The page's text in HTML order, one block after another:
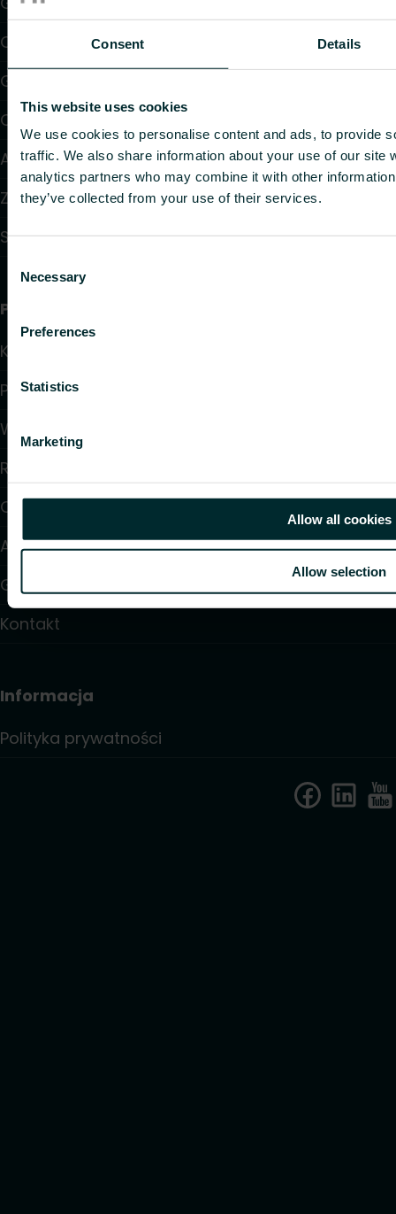
Consent Details
This website uses cookies
We use cookies to personalise content and ads, to provide
traffic. We also share information about your use of our site
analytics partners who may combine it with other
they’ve collected from your use of their services.
Selection
Necessary
Preferences
Statistics
Marketing
Allow all cookies
Allow selection
Ogrzewanie i chłodzenie podłogowe
Grzejniki konwektorowe i klimakonwektory
Ogrzewanie elektryczne
Automatyka
Zawory i głowice termostatyczne
Systemy instalacyjne
Przydatne linki
Kalkulatory doboru produktów
Pliki do pobrania
Wsparcie
Rozwiązania
O nas
Artykuły
Gdzie kupić
Kontakt
Informacja
Polityka prywatności